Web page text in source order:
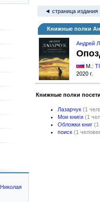
◄ страница издания
Книжные полки
Андрей
М.:
2020 г.
Книжные полки
Лазарчук (1
Мои книги (1
Обложки книг (1
поиск (1
Николая